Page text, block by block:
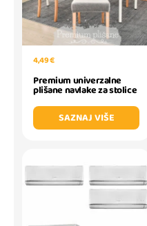
4,49 €
Premium univerzalne
plišane navlake za stolice
SAZNAJ VIŠE